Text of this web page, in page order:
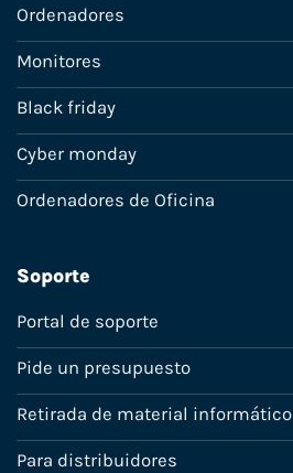
Ordenadores
Monitores
Black friday
Cyber monday
Ordenadores de Oficina
Soporte
Portal de soporte
Pide un presupuesto
Retirada de material informático
Para distribuidores